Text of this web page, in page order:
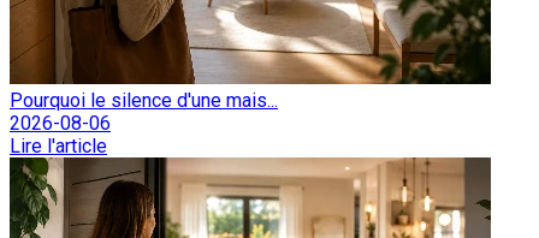
Pourquoi le silence d'une mais...
2026-08-06
Lire l'article